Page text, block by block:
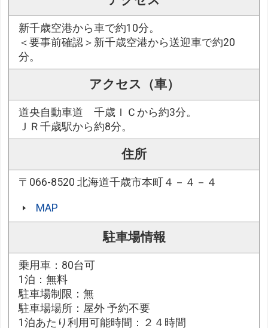
新千歳空港から車で約10分。
＜要事前確認＞新千歳空港から送迎車で約20
分。
アクセス（車）
道央自動車道 千歳ＩＣから約3分。
ＪＲ千歳駅から約8分。
住所
〒066-8520 北海道千歳市本町４－４－４
MAP
駐車場情報
乗用車：80台可
1泊：無料
駐車場制限：無
駐車場場所：屋外 予約不要
1泊あたり利用可能時間：２４時間